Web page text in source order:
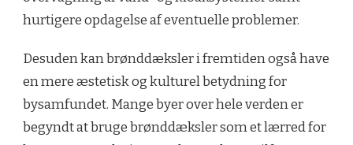
hurtigere opdagelse af eventuelle problemer.
Desuden kan brønddæksler i fremtiden også have
en mere æstetisk og kulturel betydning for
bysamfundet. Mange byer over hele verden er
begyndt at bruge brønddæksler som et lærred for